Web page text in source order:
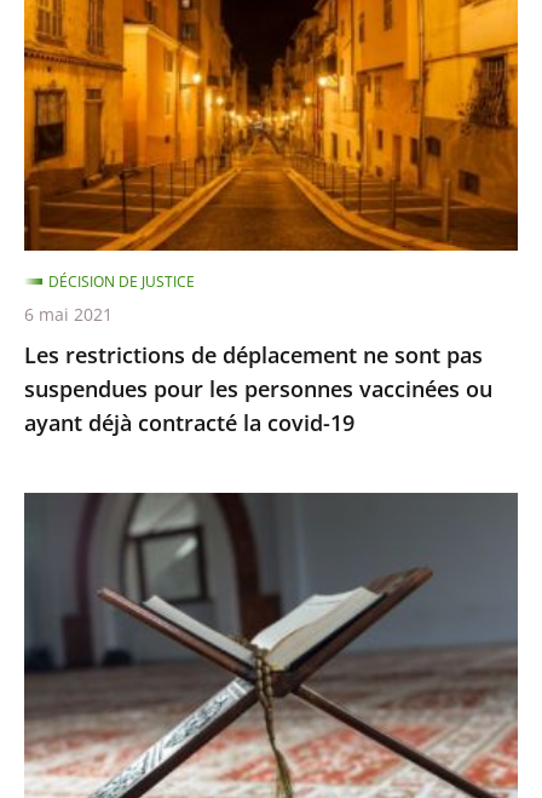
de
déplacement
ne
sont
pas
suspendues
pour
les
personnes
vaccinées
ou
ayant
déjà
la
Les restrictions de déplacement ne sont pas
suspendues pour les personnes vaccinées ou
ayant déjà contracté la covid-19
DÉCISION DE JUSTICE
6 mai 2021
référés
rejette
la
demande
de
levée